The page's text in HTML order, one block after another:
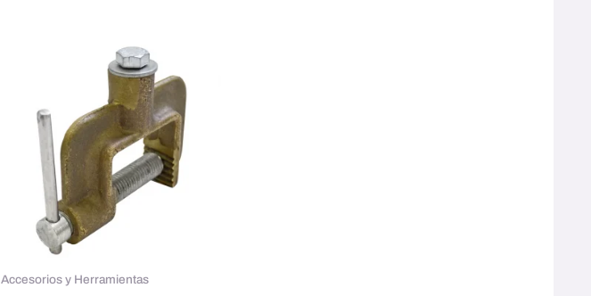
Accesorios y Herramientas